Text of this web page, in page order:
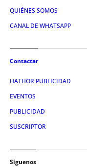
QUIÉNES SOMOS
CANAL DE WHATSAPP
Contactar
HATHOR PUBLICIDAD
EVENTOS
PUBLICIDAD
SUSCRIPTOR
Síguenos